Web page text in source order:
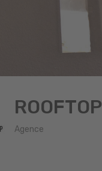
ROOFTOP
Agence